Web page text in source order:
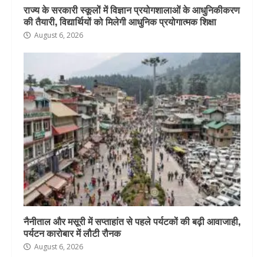
राज्य के सरकारी स्कूलों में विज्ञान प्रयोगशालाओं के आधुनिकीकरण
की तैयारी, विद्यार्थियों को मिलेगी आधुनिक प्रयोगात्मक शिक्षा
August 6, 2026
नैनीताल और मसूरी में सप्ताहांत से पहले पर्यटकों की बढ़ी आवाजाही,
पर्यटन कारोबार में लौटी रौनक
August 6, 2026